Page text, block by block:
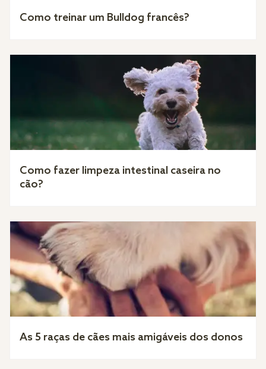
Como treinar um Bulldog francês?
Como fazer limpeza intestinal caseira no
cão?
As 5 raças de cães mais amigáveis dos donos